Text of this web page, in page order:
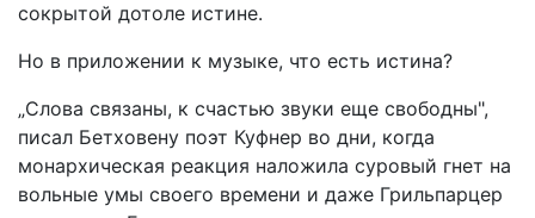
сокрытой дотоле истине.
Но в приложении к музыке, что есть истина?
„Слова связаны, к счастью звуки еще свободны",
писал Бетховену поэт Куфнер во дни, когда
монархическая реакция наложила суровый гнет на
вольные умы своего времени и даже Грильпарцер